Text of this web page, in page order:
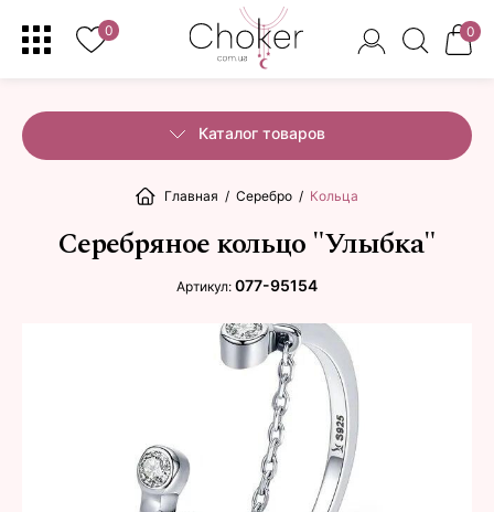
0 0
Каталог товаров
Главная / Серебро / Кольца
Серебряное кольцо "Улыбка"
Артикул: 077-95154